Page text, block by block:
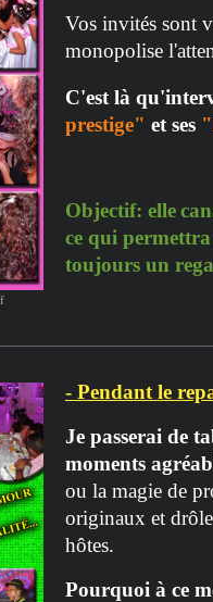
Vos invités sont
monopolise
C'est là
prestige" et ses
Objectif: elle
ce qui
toujours un
- Pendant le
Je passerai de
moments
ou la magie de
originaux et
hôtes.
Pourquoi à ce